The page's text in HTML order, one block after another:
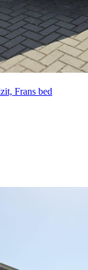
Frans bed